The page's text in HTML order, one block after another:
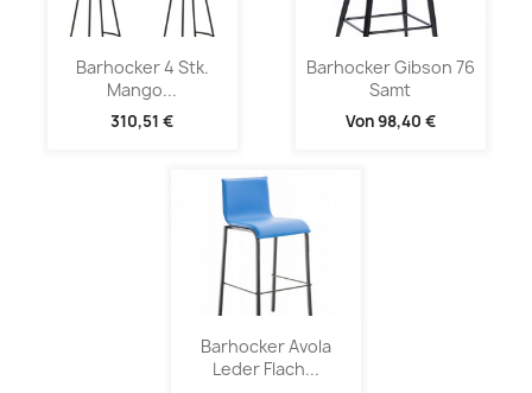
Barhocker 4 Stk.
Mango...
310,51 €
Barhocker Gibson 76
Samt
Von98,40 €
Barhocker Avola
Leder Flach...